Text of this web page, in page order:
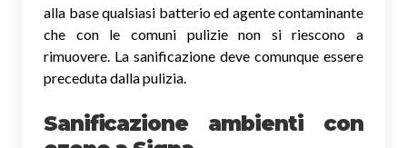
alla base qualsiasi batterio ed agente contaminante
che con le comuni pulizie non si riescono a
rimuovere. La sanificazione deve comunque essere
preceduta dalla pulizia.
Sanificazione ambienti con